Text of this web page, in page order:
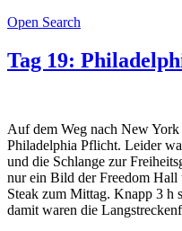
Open Search
Tag 19:
Auf dem Weg nach New
Philadelphia Pflicht. Leider
und die Schlange zur
nur ein Bild der Freedom Hall
Steak zum Mittag. Knapp 3 h
damit waren die